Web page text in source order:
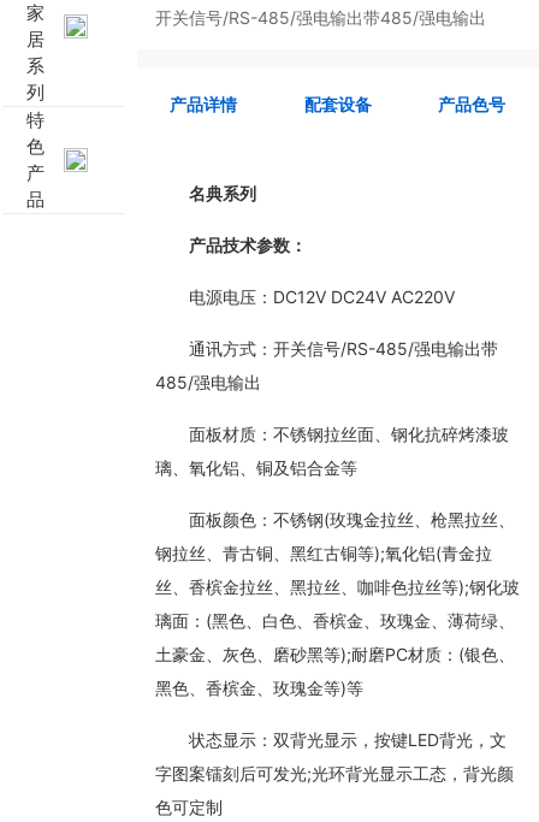
睿典系列智能开关
君典系列智能开关
摇杆系列智能开关
70款的智能开关
客控系统方案5
家
居
系
列
特
色
产
品
开关信号/RS-485/强电输出带485/强电输出
产品详情 配套设备 产品色号
名典系列
产品技术参数：
电源电压：DC12V DC24V AC220V
通讯方式：开关信号/RS-485/强电输出带
485/强电输出
面板材质：不锈钢拉丝面、钢化抗碎烤漆玻
璃、氧化铝、铜及铝合金等
面板颜色：不锈钢(玫瑰金拉丝、枪黑拉丝、
钢拉丝、青古铜、黑红古铜等);氧化铝(青金拉
丝、香槟金拉丝、黑拉丝、咖啡色拉丝等);钢化玻
璃面：(黑色、白色、香槟金、玫瑰金、薄荷绿、
土豪金、灰色、磨砂黑等);耐磨PC材质：(银色、
黑色、香槟金、玫瑰金等)等
状态显示：双背光显示，按键LED背光，文
字图案镭刻后可发光;光环背光显示工态，背光颜
色可定制